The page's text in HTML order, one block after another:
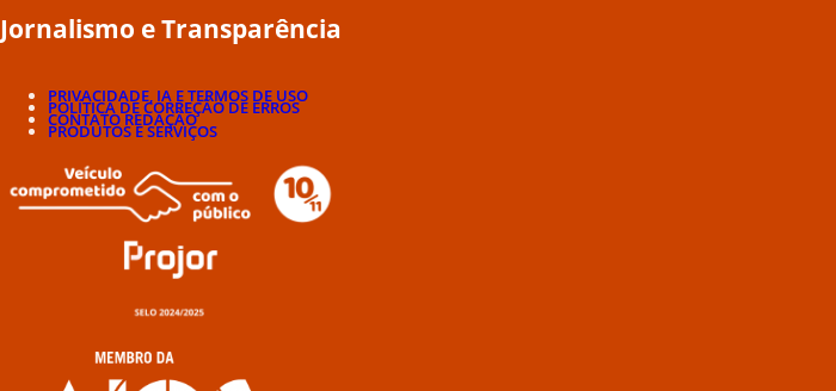
Jornalismo e Transparência
PRIVACIDADE, IA E TERMOS DE USO
POLÍTICA DE CORREÇÃO DE ERROS
CONTATO REDAÇÃO
PRODUTOS E SERVIÇOS